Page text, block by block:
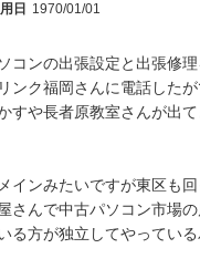
日
1970/01/01
コンの出張設定と出張修
ンク福岡さんに電話した
や長者原教室さんが出て
インみたいですが東区も
さんで中古パソコン市場
る方が独立してやってい